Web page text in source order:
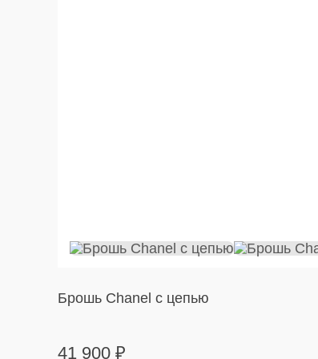
Брошь Chanel с цепью
41 900 ₽